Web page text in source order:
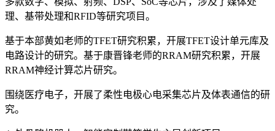
理、基带处理和RFID等研究项目。
基于本部黄如老师的TFET研究积累，开展TFET设计单元库及
电路设计的研究。基于康晋锋老师的RRAM研究积累，开展
RRAM神经计算芯片研究。
围绕医疗电子，开展了柔性电极心电采集芯片及体表通信的研
究。